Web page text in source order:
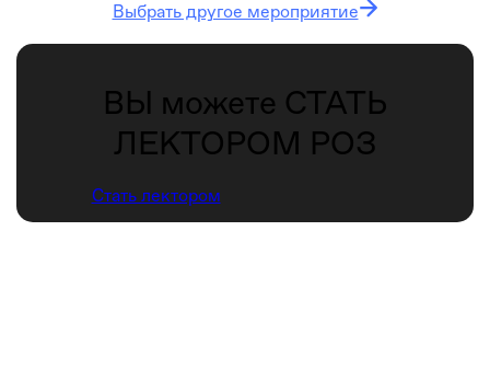
Выбрать другое мероприятие
ВЫ можете СТАТЬ
ЛЕКТОРОМ РОЗ
Стать лектором